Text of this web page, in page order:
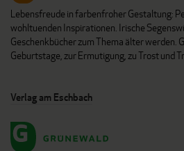
Lebensfreude in farbenfroher Gestaltung:
wohltuenden Inspirationen. Irische
Geschenkbücher zum Thema älter werden.
Geburtstage, zur Ermutigung, zu Trost und
Verlag am Eschbach